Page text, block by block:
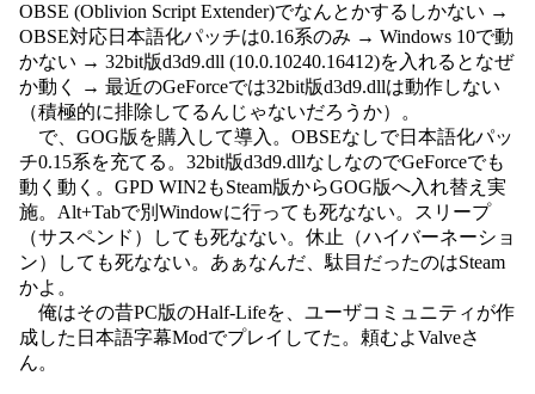
OBSE (Oblivion Script Extender)でなんとかするしかない →
OBSE対応日本語化パッチは0.16系のみ → Windows 10で動
かない → 32bit版d3d9.dll (10.0.10240.16412)を入れるとなぜ
か動く → 最近のGeForceでは32bit版d3d9.dllは動作しない
（積極的に排除してるんじゃないだろうか）。
で、GOG版を購入して導入。OBSEなしで日本語化パッ
チ0.15系を充てる。32bit版d3d9.dllなしなのでGeForceでも
動く動く。GPD WIN2もSteam版からGOG版へ入れ替え実
施。Alt+Tabで別Windowに行っても死なない。スリープ
（サスペンド）しても死なない。休止（ハイバーネーショ
ン）しても死なない。あぁなんだ、駄目だったのはSteam
かよ。
俺はその昔PC版のHalf-Lifeを、ユーザコミュニティが作
成した日本語字幕Modでプレイしてた。頼むよValveさ
ん。